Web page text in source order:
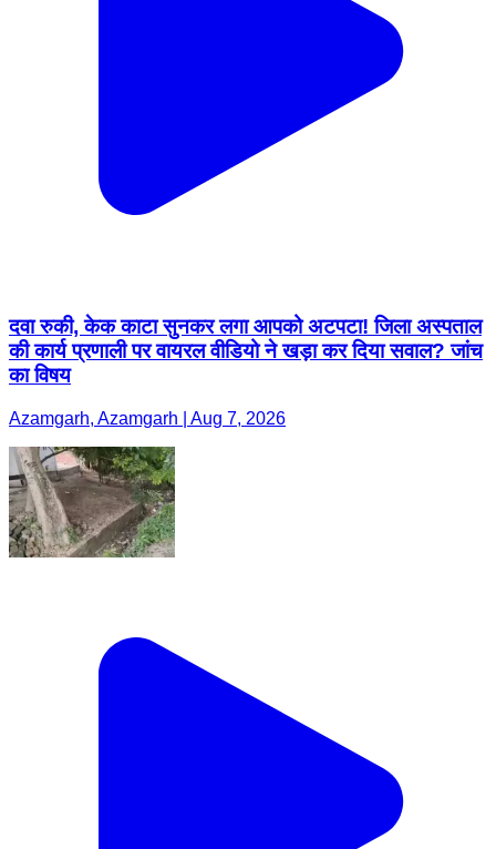
दवा रुकी, केक काटा सुनकर लगा आपको अटपटा! जिला अस्पताल
की कार्य प्रणाली पर वायरल वीडियो ने खड़ा कर दिया सवाल? जांच
का विषय
Azamgarh, Azamgarh | Aug 7, 2026